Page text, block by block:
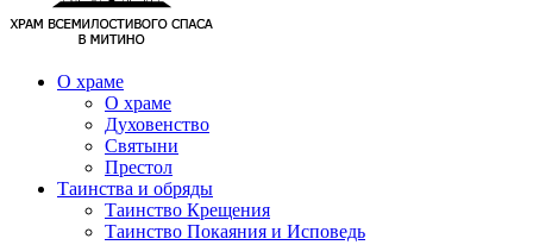
О храме
О храме
Духовенство
Святыни
Престол
Таинства и обряды
Таинство Крещения
Таинство Покаяния и Исповедь